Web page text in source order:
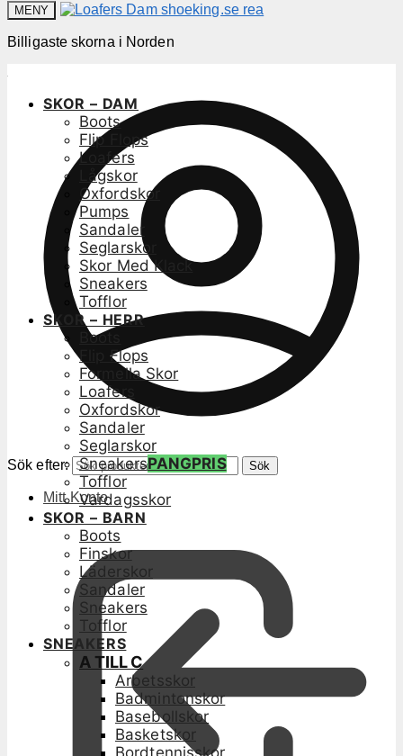
MENY
Billigaste skorna i Norden
Sök efter: Sök
Mitt Konto
SKOR – DAM
Boots
Flip Flops
Loafers
Lågskor
Oxfordskor
Pumps
Sandaler
Seglarskor
Skor Med Klack
Sneakers
Tofflor
SKOR – HERR
Boots
Flip Flops
Formella Skor
Loafers
Oxfordskor
Sandaler
Seglarskor
SneakersPANGPRIS
Tofflor
Vardagsskor
SKOR – BARN
Boots
Finskor
Läderskor
Sandaler
Sneakers
Tofflor
SNEAKERS
A TILL C
Arbetsskor
Badmintonskor
Basebollskor
Basketskor
Bordtennisskor